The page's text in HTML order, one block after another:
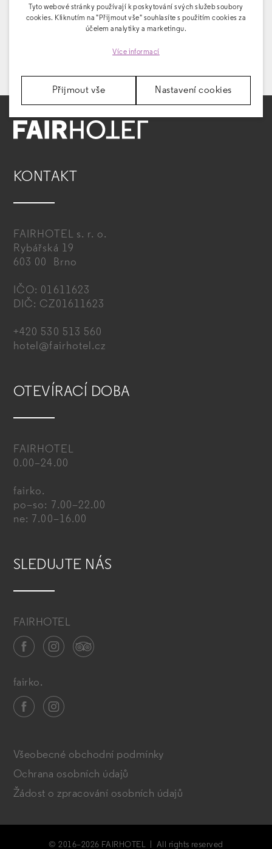
Všeobecné obchodní podmínky
Ochrana osobních údajů
Žádost o zpracování osobních údajů
KONTAKT
FAIRHOTEL s. r. o.
Rybářská 19
603 00 Brno
IČO: 01611623
DIČ: CZ01611623
+420 530 513 560
hotel@fairhotel.cz
OTEVÍRACÍ DOBA
FAIRHOTEL
0.00–24.00
fairko.
po–so: 7.00–22.00
ne: 7.00–16.00
SLEDUJTE NÁS
FAIRHOTEL
fairko.
© 2016–2026 FAIRHOTEL | All rights reserved
Tyto webové stránky používají k poskytování svých služeb soubory
cookies. Kliknutím na "Přijmout vše" souhlasíte s použitím cookies za
účelem analytiky a marketingu.
Více informací
Přijmout vše Nastavení cookies